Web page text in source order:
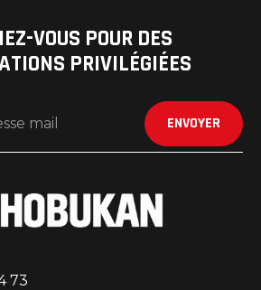
VOUS POUR DES
PRIVILÉGIÉES
ENVOYER
73